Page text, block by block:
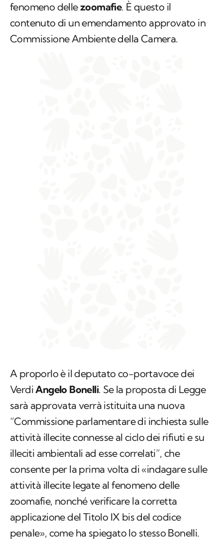
fenomeno dellezoomafie. È questo il
contenuto di un emendamento approvato in
Commissione Ambiente della Camera.
A proporlo è il deputato co-portavoce dei
VerdiAngelo Bonelli. Se la proposta di Legge
sarà approvata verrà istituita una nuova
“Commissione parlamentare di inchiesta sulle
attività illecite connesse al ciclo dei rifiuti e su
illeciti ambientali ad esse correlati”, che
consente per la prima volta di «indagare sulle
attività illecite legate al fenomeno delle
zoomafie, nonché verificare la corretta
applicazione del Titolo IX bis del codice
penale», come ha spiegato lo stesso Bonelli.